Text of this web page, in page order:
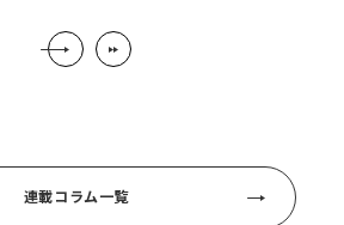
連載コラム一覧